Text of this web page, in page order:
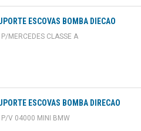
ESCOVAS BOMBA DIECAO
MERCEDES CLASSE A
ESCOVAS BOMBA DIRECAO
P/V 04000 MINI BMW